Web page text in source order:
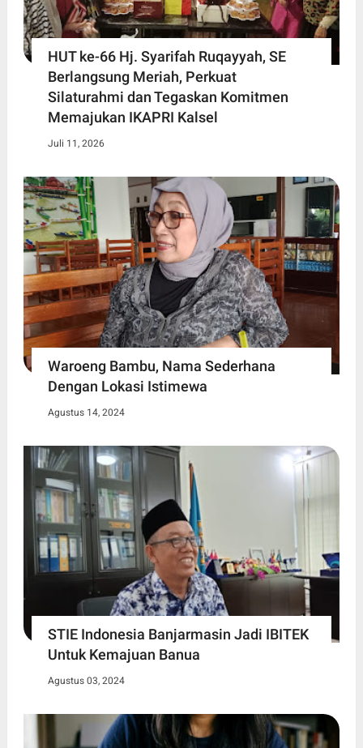
HUT ke-66 Hj. Syarifah Ruqayyah, SE
Berlangsung Meriah, Perkuat
Silaturahmi dan Tegaskan Komitmen
Memajukan IKAPRI Kalsel
Juli 11, 2026
Waroeng Bambu, Nama Sederhana
Dengan Lokasi Istimewa
Agustus 14, 2024
STIE Indonesia Banjarmasin Jadi IBITEK
Untuk Kemajuan Banua
Agustus 03, 2024